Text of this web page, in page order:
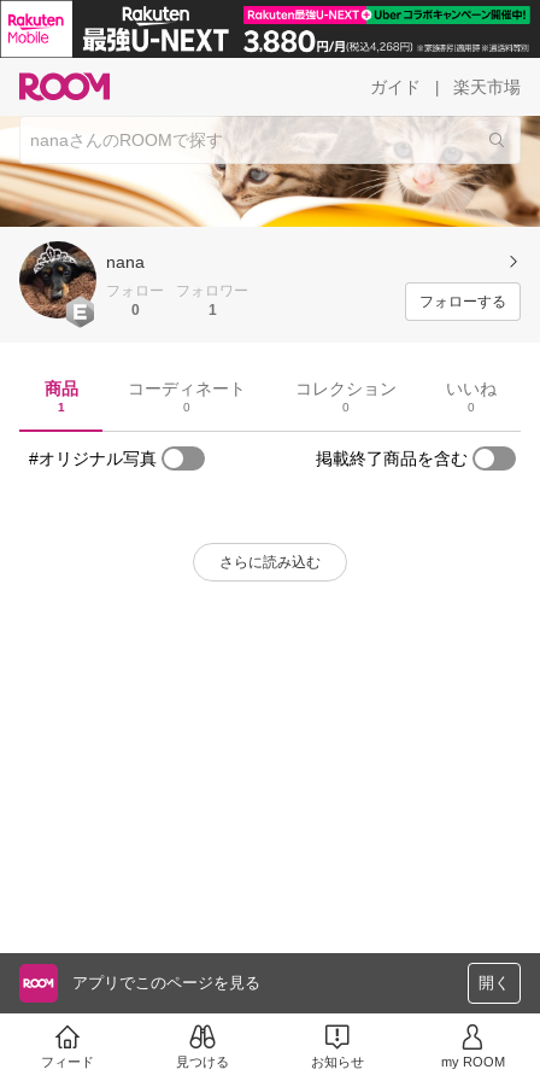
ガイド 楽天市場
nana
フォロー
0
フォロワー
1
フォローする
商品
1
コーディネート
0
コレクション
0
いいね
0
#オリジナル写真 掲載終了商品を含む
さらに読み込む
アプリでこのページを見る 開く
フィード 見つける お知らせ my ROOM